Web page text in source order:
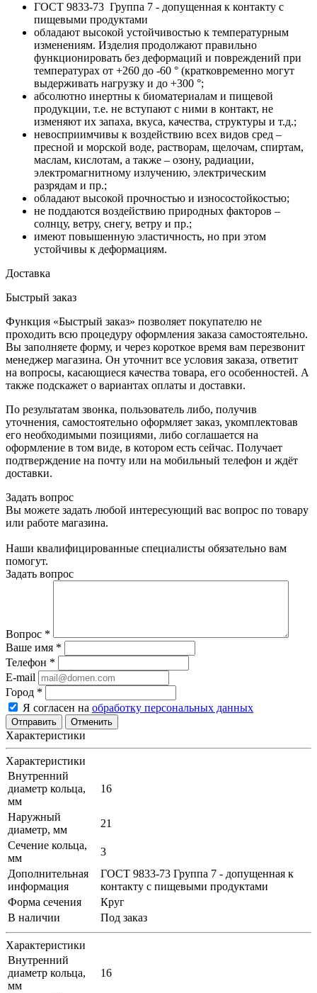
ГОСТ 9833-73 Группа 7 - допущенная к контакту с
пищевыми продуктами
обладают высокой устойчивостью к температурным
изменениям. Изделия продолжают правильно
функционировать без деформаций и повреждений при
температурах от +260 до -60 ° (кратковременно могут
выдерживать нагрузку и до +300 °;
абсолютно инертны к биоматериалам и пищевой
продукции, т.е. не вступают с ними в контакт, не
изменяют их запаха, вкуса, качества, структуры и т.д.;
невосприимчивы к воздействию всех видов сред –
пресной и морской воде, растворам, щелочам, спиртам,
маслам, кислотам, а также – озону, радиации,
электромагнитному излучению, электрическим
разрядам и пр.;
обладают высокой прочностью и износостойкостью;
не поддаются воздействию природных факторов –
солнцу, ветру, снегу, ветру и пр.;
имеют повышенную эластичность, но при этом
устойчивы к деформациям.
Доставка
Быстрый заказ
Функция «Быстрый заказ» позволяет покупателю не
проходить всю процедуру оформления заказа самостоятельно.
Вы заполняете форму, и через короткое время вам перезвонит
менеджер магазина. Он уточнит все условия заказа, ответит
на вопросы, касающиеся качества товара, его особенностей. А
также подскажет о вариантах оплаты и доставки.
По результатам звонка, пользователь либо, получив
уточнения, самостоятельно оформляет заказ, укомплектовав
его необходимыми позициями, либо соглашается на
оформление в том виде, в котором есть сейчас. Получает
подтверждение на почту или на мобильный телефон и ждёт
доставки.
Задать вопрос
Вы можете задать любой интересующий вас вопрос по товару
или работе магазина.
Наши квалифицированные специалисты обязательно вам
помогут.
Задать вопрос
Вопрос *
Ваше имя *
Телефон *
E-mail
Город *
Я согласен на обработку персональных данных
Отменить
Характеристики
Характеристики
Внутренний
диаметр кольца,
мм
16
Наружный
диаметр, мм
21
Сечение кольца,
мм
3
Дополнительная
информация
ГОСТ 9833-73 Группа 7 - допущенная к
контакту с пищевыми продуктами
Форма сечения
Круг
В наличии
Под заказ
Характеристики
Внутренний
диаметр кольца,
мм
16